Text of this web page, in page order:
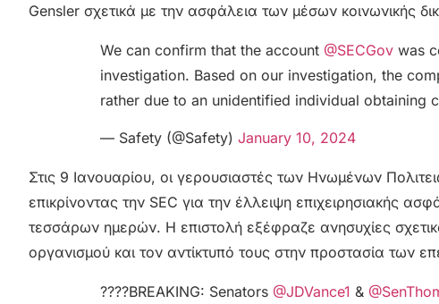
Gensler σχετικά με την ασφάλεια των μέσων κοινωνικής
We can confirm that the account @SECGov was
investigation. Based on our investigation, the
rather due to an unidentified individual obtaining
— Safety (@Safety) January 10, 2024
Στις 9 Ιανουαρίου, οι γερουσιαστές των Ηνωμένων
επικρίνοντας την SEC για την έλλειψη επιχειρησιακής
τεσσάρων ημερών. Η επιστολή εξέφραζε ανησυχίες
οργανισμού και τον αντίκτυπό τους στην προστασία των
????BREAKING: Senators @JDVance1 &